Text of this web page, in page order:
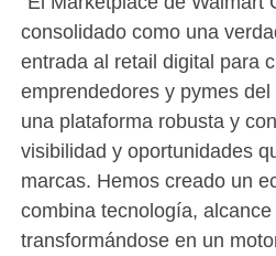
consolidado como una
entrada al retail digital para
emprendedores y pymes
una plataforma robusta y
visibilidad y oportunidades
marcas. Hemos creado un
combina tecnología,
transformándose en un